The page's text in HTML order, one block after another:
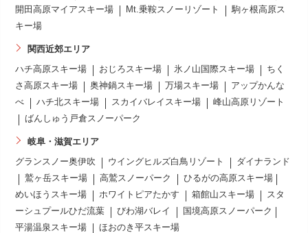
開田高原マイアスキー場
Mt.乗鞍スノーリゾート
駒ヶ根高原ス
キー場
関西近郊エリア
ハチ高原スキー場 おじろスキー場 氷ノ山国際スキー場
ちく
さ高原スキー場
奥神鍋スキー場 万場スキー場
アップかんな
べ
ハチ北スキー場 スカイバレイスキー場
峰山高原リゾート
ばんしゅう戸倉スノーパーク
岐阜・滋賀エリア
グランスノー奥伊吹 ウイングヒルズ白鳥リゾート
ダイナランド
鷲ヶ岳スキー場
高鷲スノーパーク
ひるがの高原スキー場
めいほうスキー場
ホワイトピアたかす 箱館山スキー場
スタ
ーシュプールひだ流葉
びわ湖バレイ
国境高原スノーパーク
平湯温泉スキー場
ほおのき平スキー場